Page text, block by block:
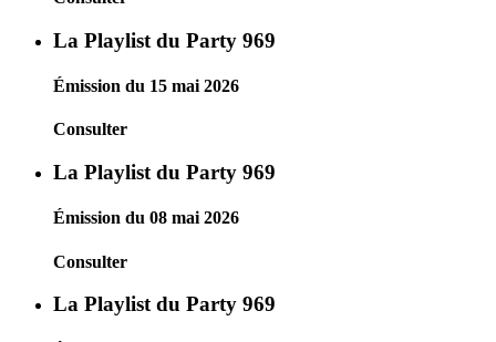
La Playlist du Party 969
Émission du 15 mai 2026
Consulter
La Playlist du Party 969
Émission du 08 mai 2026
Consulter
La Playlist du Party 969